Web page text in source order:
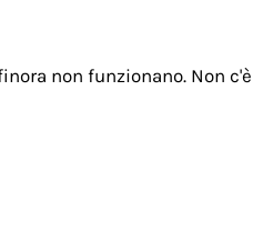
non funzionano. Non c'è